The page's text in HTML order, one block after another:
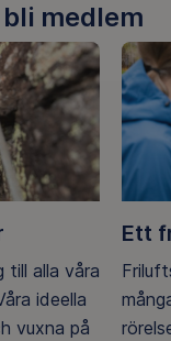
medlem
till alla våra
ideella
vuxna på
Ett